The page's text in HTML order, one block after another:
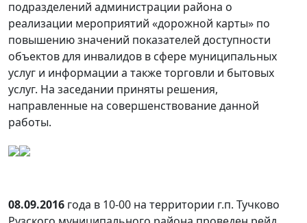
подразделений администрации района о
реализации мероприятий «дорожной карты» по
повышению значений показателей доступности
объектов для инвалидов в сфере муниципальных
услуг и информации а также торговли и бытовых
услуг. На заседании приняты решения,
направленные на совершенствование данной
работы.
08.09.2016 года в 10-00 на территории г.п. Тучково